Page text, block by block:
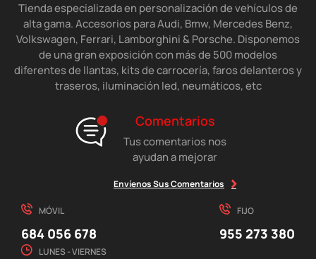
Tienda especializada en personalización de vehículos de
alta gama. Accesorios para Audi, Bmw, Mercedes Benz,
Volkswagen, Ferrari, Lamborghini & Porsche. Disponemos
de una gran exposición con más de 500 modelos
diferentes de llantas, kits de carrocería, faros delanteros y
traseros, iluminación led, neumáticos, etc
Comentarios
Tus comentarios nos
ayudan a mejorar
Envíenos Sus Comentarios
MÓVIL
684 056 678
FIJO
955 273 380
LUNES - VIERNES